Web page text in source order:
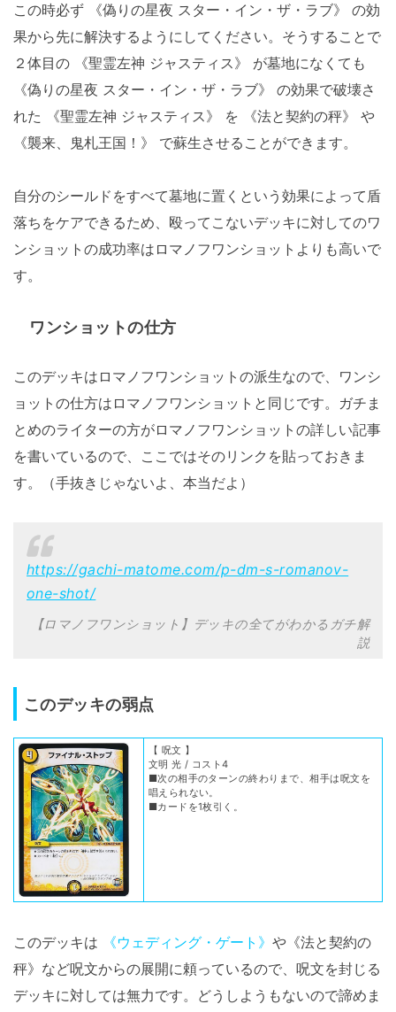
この時必ず 《偽りの星夜 スター・イン・ザ・ラブ》 の効
果から先に解決するようにしてください。そうすることで
２体目の 《聖霊左神 ジャスティス》 が墓地になくても
《偽りの星夜 スター・イン・ザ・ラブ》 の効果で破壊さ
れた 《聖霊左神 ジャスティス》 を 《法と契約の秤》 や
《襲来、鬼札王国！》 で蘇生させることができます。
自分のシールドをすべて墓地に置くという効果によって盾
落ちをケアできるため、殴ってこないデッキに対してのワ
ンショットの成功率はロマノフワンショットよりも高いで
す。
ワンショットの仕方
このデッキはロマノフワンショットの派生なので、ワンシ
ョットの仕方はロマノフワンショットと同じです。ガチま
とめのライターの方がロマノフワンショットの詳しい記事
を書いているので、ここではそのリンクを貼っておきま
す。（手抜きじゃないよ、本当だよ）
https://gachi-matome.com/p-dm-s-romanov-
one-shot/
【ロマノフワンショット】デッキの全てがわかるガチ解
説
このデッキの弱点
【 呪文 】
文明 光 / コスト4
■次の相手のターンの終わりまで、相手は呪文を
唱えられない。
■カードを1枚引く。
このデッキは 《ウェディング・ゲート》 や《法と契約の
秤》など呪文からの展開に頼っているので、呪文を封じる
デッキに対しては無力です。どうしようもないので諦めま